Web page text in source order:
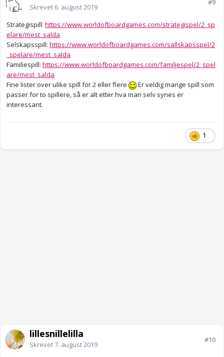
Skrevet 6. august 2019
#9
Strategispill: https://www.worldofboardgames.com/strategispel/2_sp
elare/mest_salda
Selskapsspill: https://www.worldofboardgames.com/sallskapsspel/2
_spelare/mest_salda
Familiespill: https://www.worldofboardgames.com/familjespel/2_spel
are/mest_salda
Fine lister over ulike spill for 2 eller flere
Er veldig mange spill som
passer for to spillere, så er alt etter hva man selv synes er
interessant.
1
lillesnillelilla
Skrevet7. august 2019
#10